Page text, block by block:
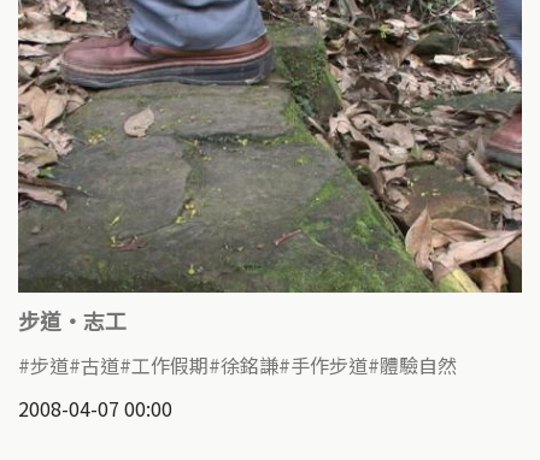
步道‧志工
步道 古道 工作假期 徐銘謙 手作步道 體驗自然
2008-04-07 00:00